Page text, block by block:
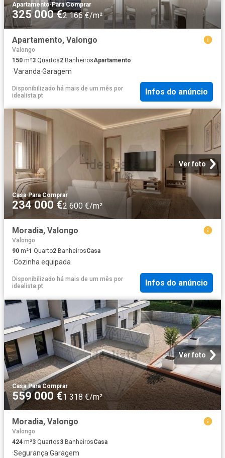
Apartamento·Para Comprar
325 000 €2 166 €/m²
Apartamento, Valongo
Valongo
150 m²3 Quartos2 BanheirosApartamento
·Varanda·Garagem
Disponibilizado há mais de um mês por
idealista.pt
Infos do anúncio
Ver foto
Casa·Para Comprar
234 000 €2 600 €/m²
Moradia, Valongo
Valongo
90 m²1 Quarto2 BanheirosCasa
·Cozinha equipada
Disponibilizado há mais de um mês por
idealista.pt
Infos do anúncio
Ver foto
Casa·Para Comprar
559 000 €1 318 €/m²
Moradia, Valongo
Valongo
424 m²3 Quartos3 BanheirosCasa
·Segurança·Garagem